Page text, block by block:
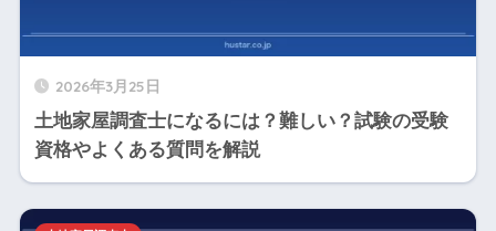
2026年3月25日
土地家屋調査士になるには？難しい？試験の受験
資格やよくある質問を解説